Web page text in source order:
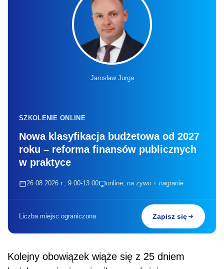
Jarosław Jurga
SZKOLENIE ONLINE
Nowa klasyfikacja budżetowa od 2027
roku – reforma finansów publicznych
w praktyce
26.08.2026 r., 9:00-13:00 online, na żywo + nagranie
Liczba miejsc ograniczona Zapisz się
Kolejny obowiązek wiąże się z 25 dniem